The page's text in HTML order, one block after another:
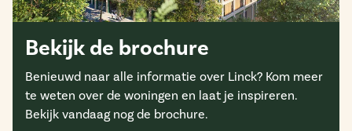
Bekijk de brochure
Benieuwd naar alle informatie over Linck? Kom meer
te weten over de woningen en laat je inspireren.
Bekijk vandaag nog de brochure.